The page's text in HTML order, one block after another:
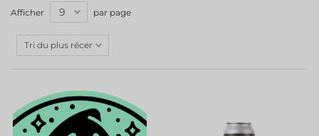
Afficher par page